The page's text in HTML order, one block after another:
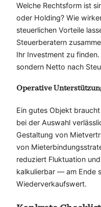
Welche Rechtsform ist
oder Holding? Wie
steuerlichen Vorteile
Steuerberatern
Ihr Investment zu
sondern Netto nach
Operative
Ein gutes Objekt
bei der Auswahl
Gestaltung von
von
reduziert Fluktuation
kalkulierbar — am Ende
Wiederverkaufswert.